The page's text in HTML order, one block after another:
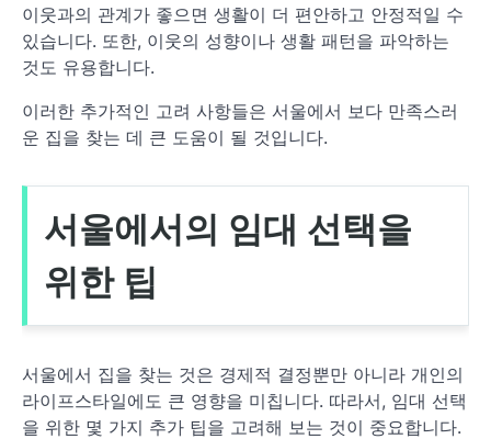
이웃과의 관계가 좋으면 생활이 더 편안하고 안정적일 수
있습니다. 또한, 이웃의 성향이나 생활 패턴을 파악하는
것도 유용합니다.
이러한 추가적인 고려 사항들은 서울에서 보다 만족스러
운 집을 찾는 데 큰 도움이 될 것입니다.
서울에서의 임대 선택을
위한 팁
서울에서 집을 찾는 것은 경제적 결정뿐만 아니라 개인의
라이프스타일에도 큰 영향을 미칩니다. 따라서, 임대 선택
을 위한 몇 가지 추가 팁을 고려해 보는 것이 중요합니다.